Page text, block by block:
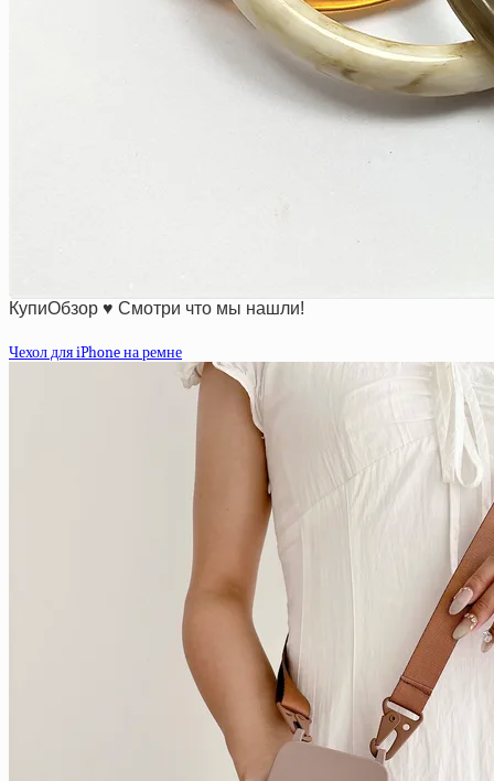
КупиОбзор ♥ Смотри что мы нашли!
Чехол для iPhone на ремне